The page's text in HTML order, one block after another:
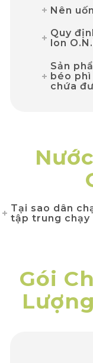
Nên
Quy
lon
Sản
béo phì
chứa
Tại sao dân
tập trung chạy
Gói